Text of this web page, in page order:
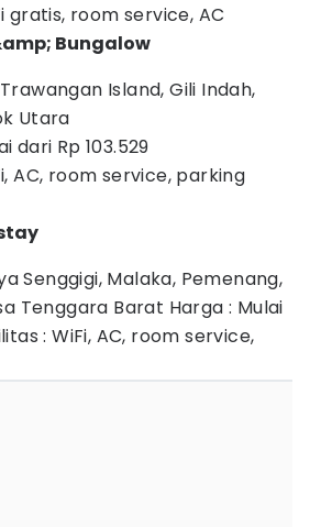
room service, AC
Bungalow
Island, Gili Indah,
Utara
Rp 103.529
room service, parking
Senggigi, Malaka, Pemenang,
Tenggara Barat Harga : Mulai
: WiFi, AC, room service,